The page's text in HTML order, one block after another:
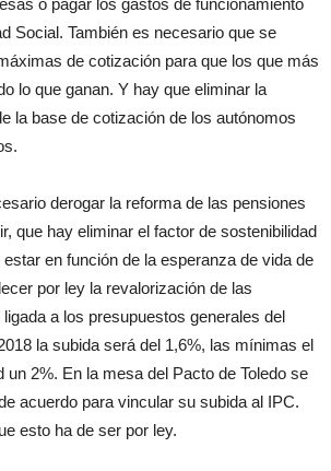
Social. También es necesario que se
de cotización para que los que más
lo que ganan. Y hay que eliminar la
la base de cotización de los autónomos
derogar la reforma de las pensiones
que hay eliminar el factor de sostenibilidad
en función de la esperanza de vida de
por ley la revalorización de las
a los presupuestos generales del
la subida será del 1,6%, las mínimas el
un 2%. En la mesa del Pacto de Toledo se
acuerdo para vincular su subida al IPC.
esto ha de ser por ley.